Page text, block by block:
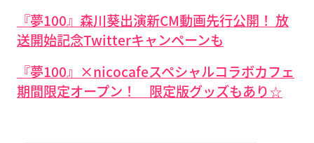
『夢100』森川葵出演新CM動画先行公開！ 放
送開始記念Twitterキャンペーンも
『夢100』×nicocafeスペシャルコラボカフェ
期間限定オープン！ 限定版グッズもあり☆